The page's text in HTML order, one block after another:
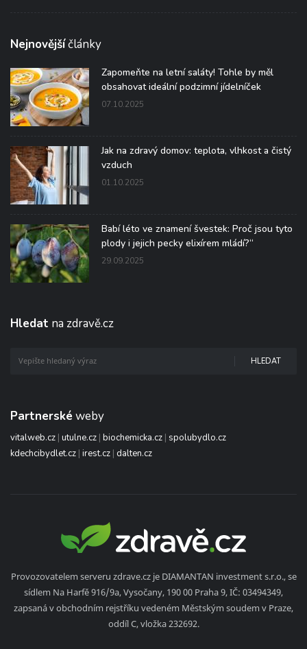
Nejnovějšíčlánky
Zapomeňte na letní saláty! Tohle by měl
obsahovat ideální podzimní jídelníček
07.10.2025
Jak na zdravý domov: teplota, vlhkost a čistý
vzduch
01.10.2025
Babí léto ve znamení švestek: Proč jsou tyto
plody i jejich pecky elixírem mládí?“
29.09.2025
Hledat na zdravě.cz
HLEDAT
Partnerské weby
vitalweb.cz | utulne.cz | biochemicka.cz | spolubydlo.cz
kdechcibydlet.cz | irest.cz | dalten.cz
Provozovatelem serveru zdrave.cz je DIAMANTAN investment s.r.o., se
sídlem Na Harfě 916/9a, Vysočany, 190 00 Praha 9, IČ: 03494349,
zapsaná v obchodním rejstříku vedeném Městským soudem v Praze,
oddíl C, vložka 232692.